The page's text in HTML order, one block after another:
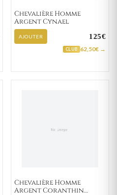
Chevalière Homme
Argent Cynael
AJOUTER 125€
CLUB 62,50€ →
Chevalière Homme
Argent Coranthin